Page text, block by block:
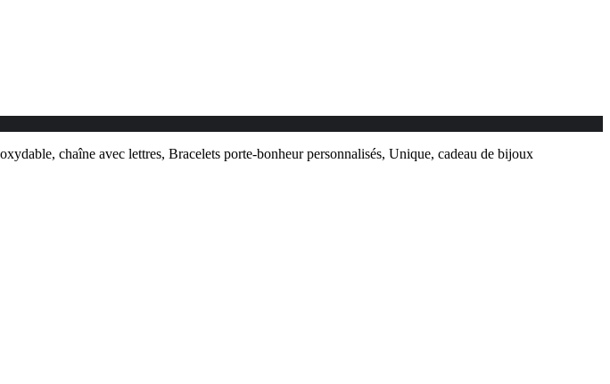
chaîne avec lettres, Bracelets porte-bonheur personnalisés, Unique, cadeau de bijoux